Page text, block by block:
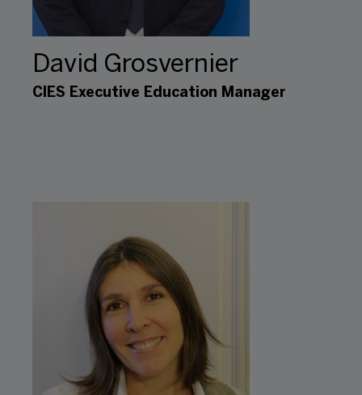
David Grosvernier
CIES Executive Education Manager